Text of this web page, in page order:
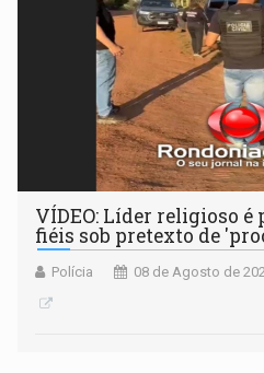
VÍDEO: Líder religioso é
fiéis sob pretexto de
Polícia 08 de Agosto de